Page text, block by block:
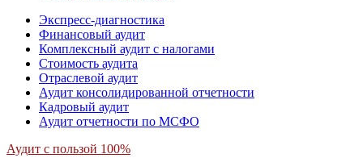
Экспресс-диагностика
Финансовый аудит
Комплексный аудит с налогами
Стоимость аудита
Отраслевой аудит
Аудит консолидированной отчетности
Кадровый аудит
Аудит отчетности по МСФО
Аудит с пользой 100%